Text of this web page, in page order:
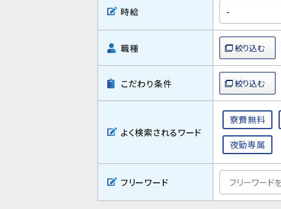
時給
職種
こだわり条件
よく検索されるワード
寮費無料
夜勤専属
フリーワード